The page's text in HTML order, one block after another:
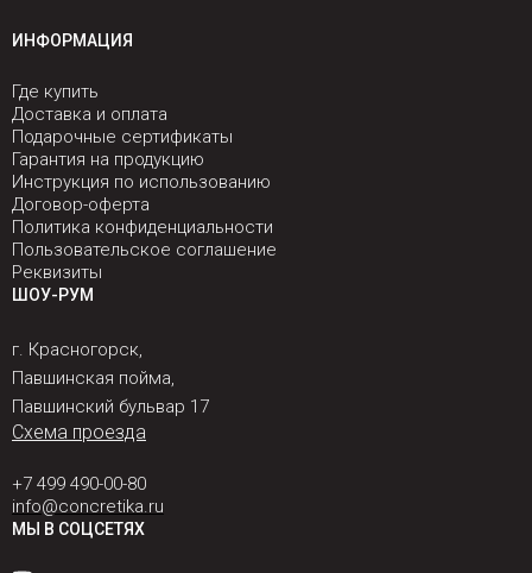
ИНФОРМАЦИЯ
Где купить
Доставка и оплата
Подарочные сертификаты
Гарантия на продукцию
Инструкция по использованию
Договор-оферта
Политика конфиденциальности
Пользовательское соглашение
Реквизиты
ШОУ-РУМ
г. Красногорск,
Павшинская пойма,
Павшинский бульвар 17
Схема проезда
+7 499 490-00-80
info@concretika.ru
МЫ В СОЦСЕТЯХ